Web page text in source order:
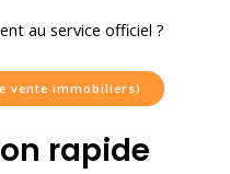
au service officiel ?
vente immobiliers)
rapide